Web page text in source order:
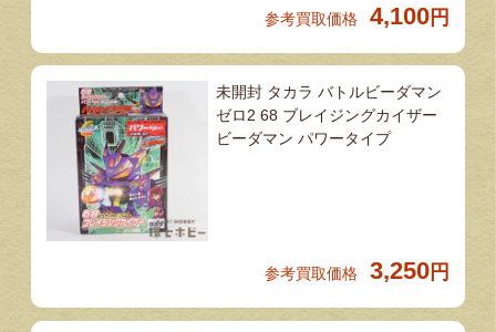
参考買取価格 4,100 円
未開封 タカラ バトルビーダマン
ゼロ2 68 ブレイジングカイザー
ビーダマン パワータイプ
参考買取価格 3,250 円